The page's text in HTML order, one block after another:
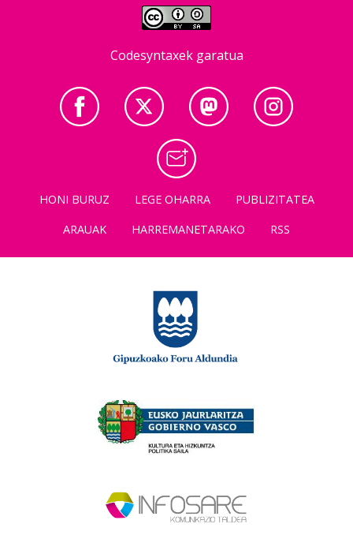
Codesyntaxek garatua
HONI BURUZ LEGE OHARRA
PUBLIZITATEA
ARAUAK
HARREMANETARAKO RSS